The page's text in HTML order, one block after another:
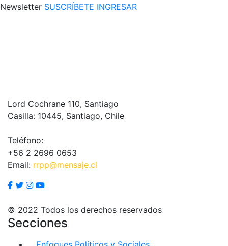
Newsletter SUSCRÍBETE INGRESAR
Lord Cochrane 110, Santiago
Casilla: 10445, Santiago, Chile
Teléfono:
+56 2 2696 0653
Email: rrpp@mensaje.cl
© 2022 Todos los derechos reservados
Secciones